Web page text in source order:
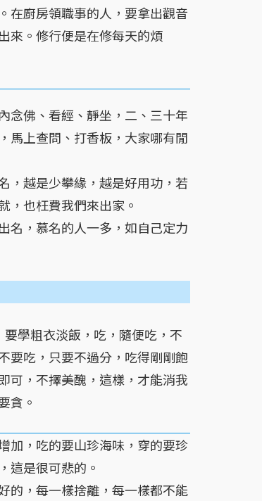
在廚房領職事的人，要拿出觀音
來。修行便是在修每天的煩
念佛、看經、靜坐，二、三十年
馬上查問、打香板，大家哪有閒
，越是少攀緣，越是好用功，若
，也枉費我們來出家。
名，慕名的人一多，如自己定力
學粗衣淡飯，吃，隨便吃，不
要吃，只要不過分，吃得剛剛飽
可，不擇美醜，這樣，才能消我
貪。
加，吃的要山珍海味，穿的要珍
這是很可悲的。
的，每一樣捨離，每一樣都不能